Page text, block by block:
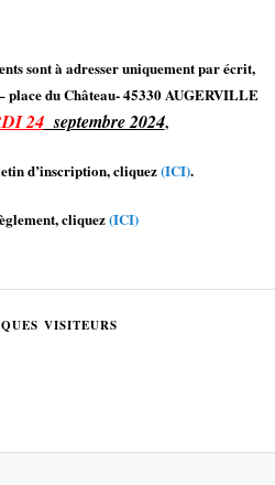
sont à adresser uniquement par écrit,
place du Château-45330 AUGERVILLE
24septembre 2024,
d’inscription, cliquez(ICI).
cliquez(ICI)
VISITEURS